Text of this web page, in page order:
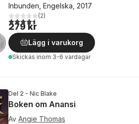
Inbunden, Engelska, 2017
4,5utav 5 stjärnor. Totalt antal röster:
(2)
279 kr
Lägg i varukorg
Skickas inom 3-6 vardagar
Del 2 - Nic Blake
Boken om Anansi
Av Angie Thomas